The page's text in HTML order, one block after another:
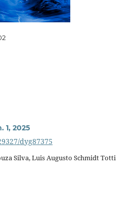
1, 2025
dyg87375
Silva, Luis Augusto Schmidt Totti